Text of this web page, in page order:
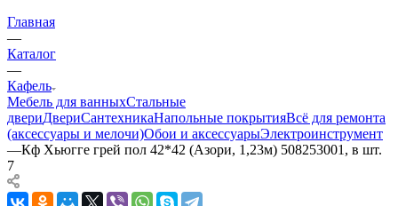
Главная
—
Каталог
—
Кафель
Мебель для ванныхСтальные
двериДвериСантехникаНапольные покрытияВсё для ремонта
(аксессуары и мелочи)Обои и аксессуарыЭлектроинструмент
—Кф Хьюгге грей пол 42*42 (Азори, 1,23м) 508253001, в шт.
7